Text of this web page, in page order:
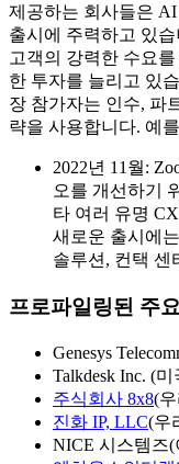
제공하는 회사들은
출시에 주력하고 있
고객의 강력한 수요
한 투자를 늘리고 있
장 참가자는 인수, 파
략을 사용합니다. 예
2022년 11월:
오를 개선하기
타 여러 유명
새로운 출시에
솔루션, 컨택 센
프로파일링된 주
Genesys
Talkdesk Inc. (미
주식회사 8x8(
진화 IP, LLC(우
NICE 시스템즈